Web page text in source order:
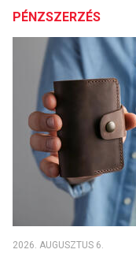
PÉNZSZERZÉS
2026. AUGUSZTUS 6.